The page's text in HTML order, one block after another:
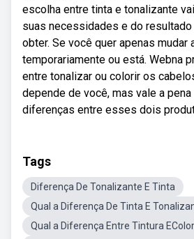
escolha entre tinta e tonalizante
suas necessidades e do
obter. Se você quer apenas mudar
temporariamente ou está. Webna
entre tonalizar ou colorir os
depende de você, mas vale a
diferenças entre esses dois
Tags
Diferença De Tonalizante E Tinta
Qual a Diferença De Tinta E
Qual a Diferença Entre Tintura